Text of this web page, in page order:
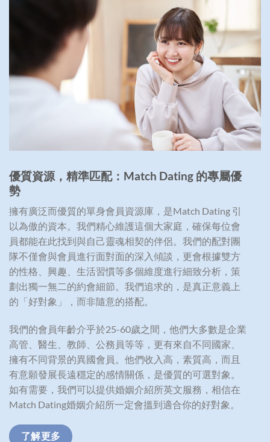
優質資源，精準匹配：Match Dating 的專屬優
勢
擁有廣泛而優質的單身會員資源庫，是Match Dating 引
以為傲的資本。我們精心維護這個大家庭，確保每位會
員都能在此找到與自己靈魂相契的伴侶。我們的配對團
隊不僅會與會員進行面對面的深入傾談，更會根據雙方
的性格、興趣、生活習慣等多個維度進行細致分析，策
劃出獨一無二的約會細節。我們追求的，是真正意義上
的「好對象」，而非隨意的搭配。
我們的會員年齡介乎於25-60歲之間，他們大多數是企業
高管、醫生、教師、公務員等等，更有來自不同國家、
擁有不同背景的異國會員。他們收入高，素質高，而且
有意願發展長遠穩定的感情關係，是優質的可選對象。
如有需要，我們可以提供婚姻介紹所英文服務，相信在
Match Dating婚姻介紹所一定會搵到適合你的好對象。
了解更多